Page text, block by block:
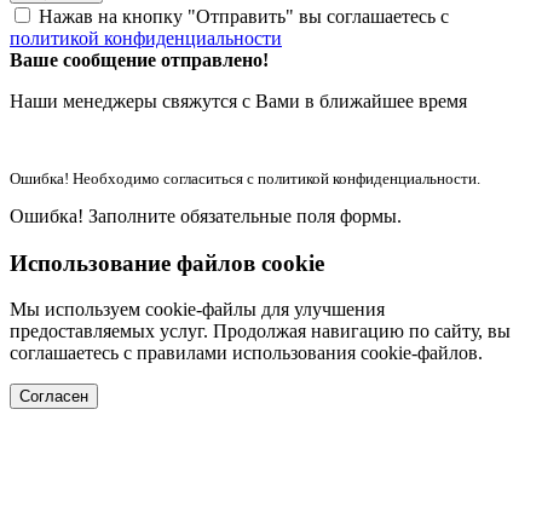
Нажав на кнопку "Отправить" вы соглашаетесь с
политикой конфиденциальности
Ваше сообщение отправлено!
Наши менеджеры свяжутся с Вами в ближайшее время
Ошибка! Необходимо согласиться с политикой конфиденциальности.
Ошибка! Заполните обязательные поля формы.
Использование файлов cookie
Мы используем cookie-файлы для улучшения
предоставляемых услуг. Продолжая навигацию по сайту, вы
соглашаетесь с правилами использования cookie-файлов.
Согласен